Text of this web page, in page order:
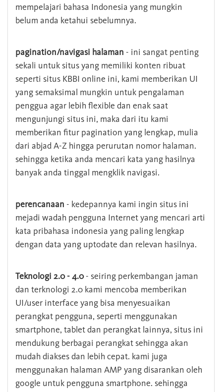
mempelajari bahasa Indonesia yang mungkin
belum anda ketahui sebelumnya.
pagination/navigasi halaman - ini sangat penting
sekali untuk situs yang memiliki konten ribuat
seperti situs KBBI online ini, kami memberikan UI
yang semaksimal mungkin untuk pengalaman
penggua agar lebih flexible dan enak saat
mengunjungi situs ini, maka dari itu kami
memberikan fitur pagination yang lengkap, mulia
dari abjad A-Z hingga perurutan nomor halaman.
sehingga ketika anda mencari kata yang hasilnya
banyak anda tinggal mengklik navigasi.
perencanaan - kedepannya kami ingin situs ini
mejadi wadah pengguna Internet yang mencari arti
kata pribahasa indonesia yang paling lengkap
dengan data yang uptodate dan relevan hasilnya.
Teknologi 2.0 - 4.0- seiring perkembangan jaman
dan terknologi 2.0 kami mencoba memberikan
UI/user interface yang bisa menyesuaikan
perangkat pengguna, seperti menggunakan
smartphone, tablet dan perangkat lainnya, situs ini
mendukung berbagai perangkat sehingga akan
mudah diakses dan lebih cepat. kami juga
menggunakan halaman AMP yang disarankan oleh
google untuk pengguna smartphone. sehingga